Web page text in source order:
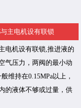
主电机设有联锁
电机设有联锁,推进液的
气压力，两阀的最小动
维持在0.15MPa以上，
的液体不够或过量，供